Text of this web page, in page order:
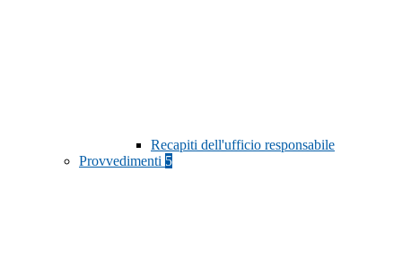
Recapiti dell'ufficio responsabile
Provvedimenti 5